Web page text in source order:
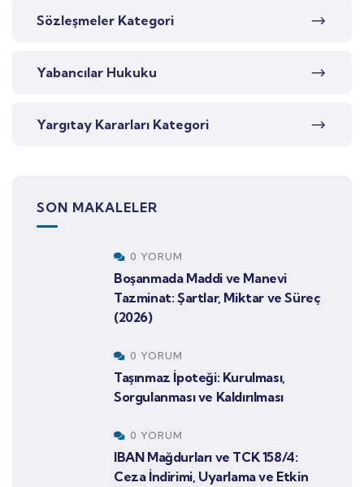
Sözleşmeler Kategori
Yabancılar Hukuku
Yargıtay Kararları Kategori
SON MAKALELER
0 YORUM
Boşanmada Maddi ve Manevi
Tazminat: Şartlar, Miktar ve Süreç
(2026)
0 YORUM
Taşınmaz İpoteği: Kurulması,
Sorgulanması ve Kaldırılması
0 YORUM
IBAN Mağdurları ve TCK 158/4:
Ceza İndirimi, Uyarlama ve Etkin